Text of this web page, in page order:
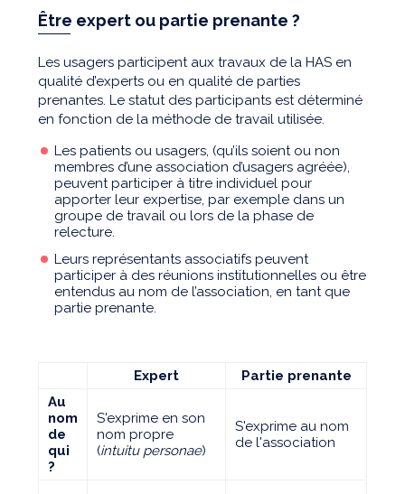
Être expert ou partie prenante ?
Les usagers participent aux travaux de la HAS en
qualité d’experts ou en qualité de parties
prenantes. Le statut des participants est déterminé
en fonction de la méthode de travail utilisée.
Les patients ou usagers, (qu’ils soient ou non
membres d’une association d’usagers agréée),
peuvent participer à titre individuel pour
apporter leur expertise, par exemple dans un
groupe de travail ou lors de la phase de
relecture.
Leurs représentants associatifs peuvent
participer à des réunions institutionnelles ou être
entendus au nom de l’association, en tant que
partie prenante.
Expert
Partie prenante
Au
nom
de
qui
?
S'exprime en son
nom propre
(intuitu personae)
S'exprime au nom
de l'association